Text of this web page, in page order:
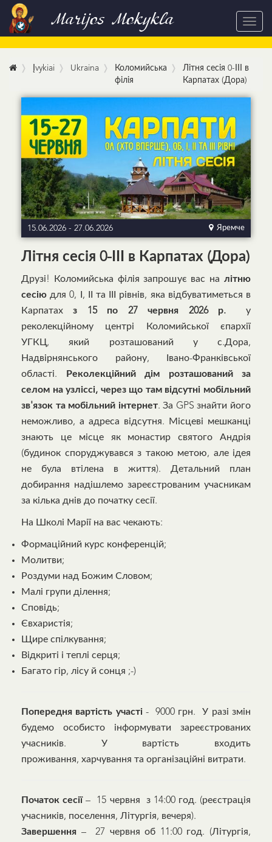
Marijos Mokykla
Įvykiai Ukraina
Коломийська
філія
Літня сесія 0-ІІІ в
Карпатах (Дора)
15.06.2026 - 27.06.2026 Яремче
Літня сесія 0-ІІІ в Карпатах (Дора)
Друзі! Коломийська філія запрошує вас на літню
сесію для 0, І, ІІ та ІІІ рівнів, яка відбуватиметься в
Карпатахз 15 по 27 червня 2026 р. у
реколекційному центрі Коломийської єпархії
УГКЦ, який розташований у с.Дора,
Надвірнянського району, Івано-Франківської
області.
Реколекційний дім розташований за
селом на узліссі, через що там відсутні мобільний
зв'язок та мобільний інтернет. За GPS знайти його
неможливо, а адреса відсутня. Місцеві мешканці
знають це місце як монастир святого Андрія
(будинок споруджувався з такою метою, але ідея
не була втілена в життя). Детальний план
добирання надішлемо зареєстрованим учасникам
за кілька днів до початку сесії.
На Школі Марії на вас чекають:
Формаційний курс конференцій;
Молитви;
Роздуми над Божим Словом;
Малі групи ділення;
Сповідь;
Євхаристія;
Щире спілкування;
Відкриті і теплі серця;
Багато гір, лісу й сонця ;-)
Попередня вартість участі- 9000 грн. У разі змін
будемо особисто інформувати зареєстрованих
учасників. У вартість входить
проживання, харчування та організаційні витрати.
Початок сесії– 15 червня з 14:00 год. (реєстрація
учасників, поселення, Літургія, вечеря).
Завершення – 27 червня об 11:00 год. (Літургія,